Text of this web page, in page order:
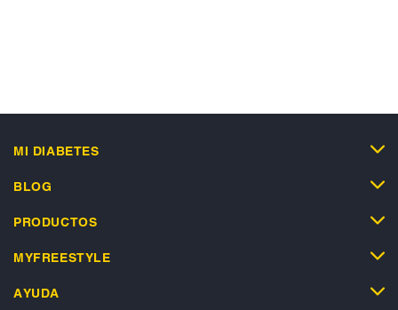
MI DIABETES
BLOG
PRODUCTOS
MYFREESTYLE
AYUDA